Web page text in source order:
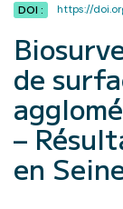
DOI : https://
de
–
en